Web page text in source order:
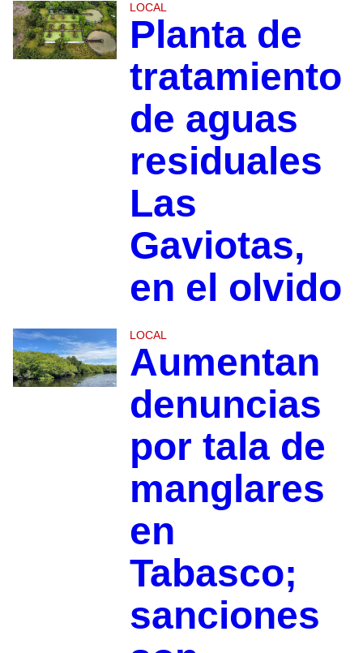
LOCAL
Planta de
tratamiento
de aguas
residuales
Las
Gaviotas,
en el olvido
LOCAL
Aumentan
denuncias
por tala de
manglares
en
Tabasco;
sanciones